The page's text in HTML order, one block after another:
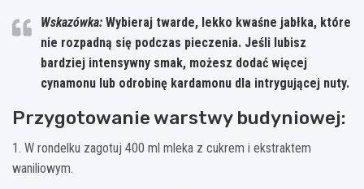
Wskazówka: Wybieraj twarde, lekko kwaśne jabłka, które
nie rozpadną się podczas pieczenia. Jeśli lubisz
bardziej intensywny smak, możesz dodać więcej
cynamonu lub odrobinę kardamonu dla intrygującej nuty.
Przygotowanie warstwy budyniowej:
1. W rondelku zagotuj 400 ml mleka z cukrem i ekstraktem
waniliowym.